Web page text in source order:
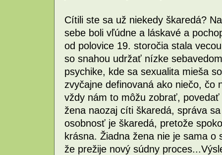
Cítili ste sa už niekedy škaredá?
sebe boli vľúdne a láskavé a
od polovice 19. storočia stala
so snahou udržať nízke
psychike, kde sa sexualita mieša
zvyčajne definovaná ako niečo, čo
vždy nám to môžu zobrať,
žena naozaj cíti škaredá, správa
osobnosť je škaredá, pretože
krásna. Žiadna žena nie je sama
že prežije nový súdny